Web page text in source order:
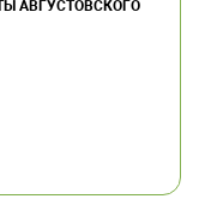
АВГУСТОВСКОГО